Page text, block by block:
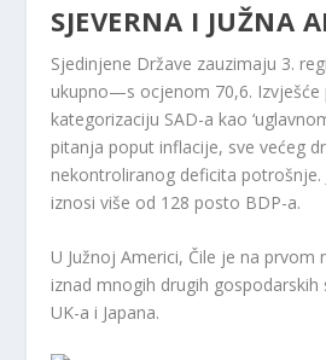
SJEVERNA I JUŽNA
Sjedinjene Države zauzimaju 3.
ukupno—s ocjenom 70,6. Izvješće
kategorizaciju SAD-a kao
pitanja poput inflacije, sve većeg
nekontroliranog deficita potrošnje.
iznosi više od 128 posto BDP-a.
U Južnoj Americi, Čile je na prvom
iznad mnogih drugih gospodarskih
UK-a i Japana.